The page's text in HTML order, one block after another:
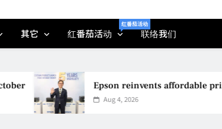
其它 红番茄活动
红番茄活动
联络我们
Epson reinvents affordable
Aug 4, 2026